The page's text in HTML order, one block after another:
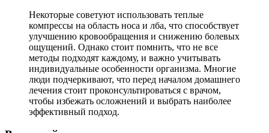
Некоторые советуют использовать теплые
компрессы на область носа и лба, что способствует
улучшению кровообращения и снижению болевых
ощущений. Однако стоит помнить, что не все
методы подходят каждому, и важно учитывать
индивидуальные особенности организма. Многие
люди подчеркивают, что перед началом домашнего
лечения стоит проконсультироваться с врачом,
чтобы избежать осложнений и выбрать наиболее
эффективный подход.